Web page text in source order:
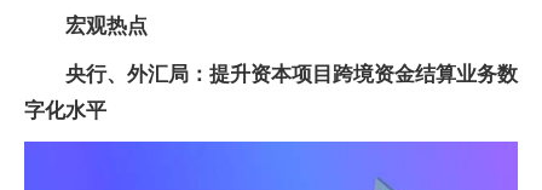
宏观热点
央行、外汇局：提升资本项目跨境资金结算业务数
字化水平